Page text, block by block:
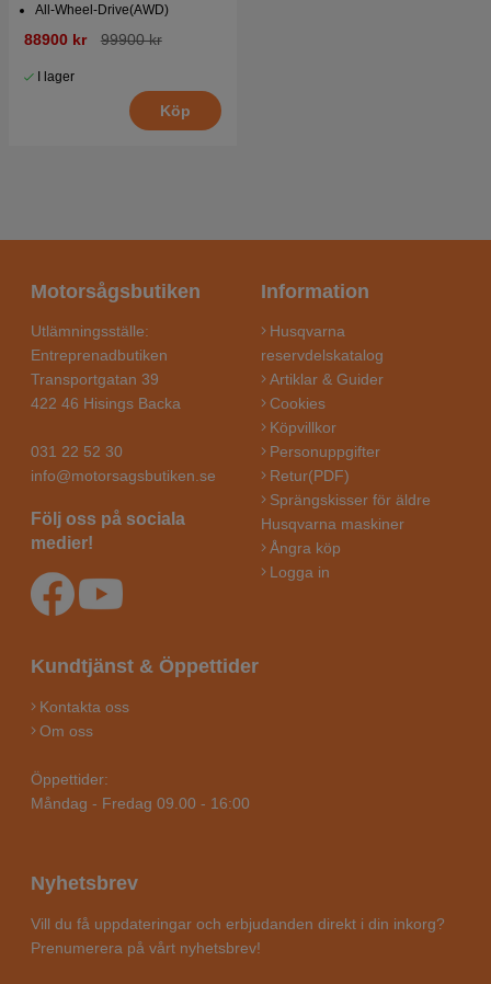
All-Wheel-Drive(AWD)
88900 kr 99900 kr
I lager
Köp
Motorsågsbutiken
Utlämningsställe:
Entreprenadbutiken
Transportgatan 39
422 46 Hisings Backa
031 22 52 30
info@motorsagsbutiken.se
Följ oss på sociala
medier!
Information
Husqvarna
reservdelskatalog
Artiklar & Guider
Cookies
Köpvillkor
Personuppgifter
Retur(PDF)
Sprängskisser för äldre
Husqvarna maskiner
Ångra köp
Logga in
Kundtjänst & Öppettider
Kontakta oss
Om oss
Öppettider:
Måndag - Fredag 09.00 - 16:00
Nyhetsbrev
Vill du få uppdateringar och erbjudanden direkt i din inkorg?
Prenumerera på vårt nyhetsbrev!